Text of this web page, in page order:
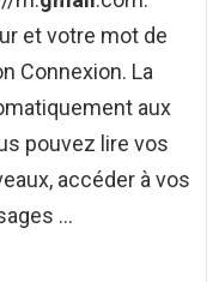
et votre mot de
Connexion. La
aux
pouvez lire vos
accéder à vos
…